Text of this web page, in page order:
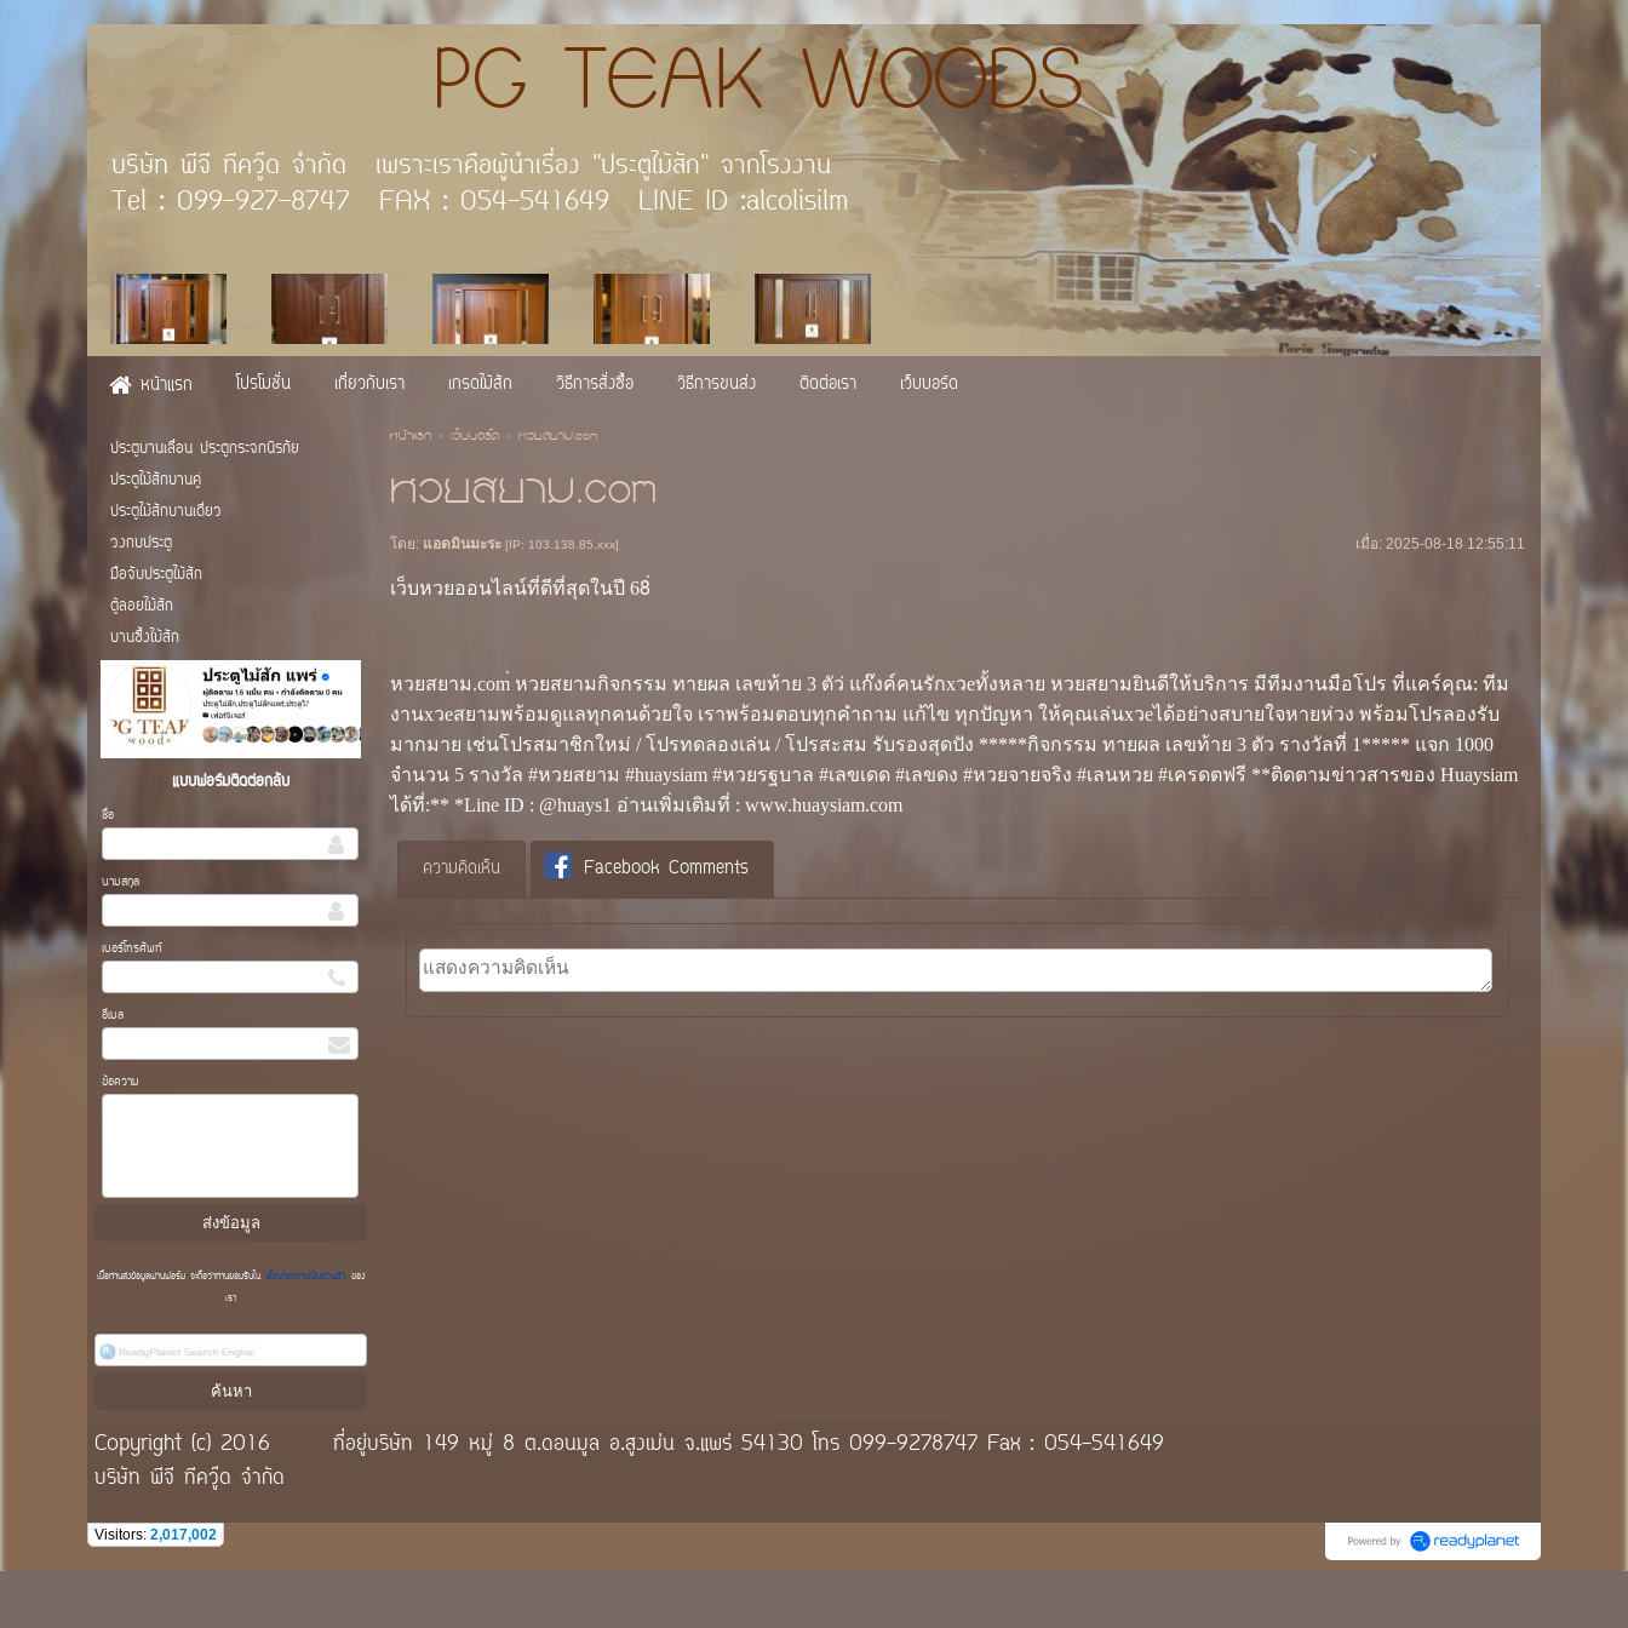
PG TEAK WOODS
บริษัท พีจี ทีควู๊ด จำกัด เพราะเราคือผู้นำเรื่อง "ประตูไม้สัก" จากโรงงาน
Tel : 099-927-8747 FAX : 054-541649 LINE ID :alcolisilm
หน้าแรก โปรโมชั่น เกี่ยวกับเรา เกรดไม้สัก วิธีการสั่งซื้อ วิธีการขนส่ง ติดต่อเรา เว็บบอร์ด
ประตูบานเลื่อน ประตูกระจกนิรภัย
ประตูไม้สักบานคู่
ประตูไม้สักบานเดี่ยว
วงกบประตู
มือจับประตูไม้สัก
ตู้ลอยไม้สัก
บานซื้งไม้สัก
แบบฟอร์มติดต่อกลับ
ชื่อ
นามสกุล
เบอร์โทรศัพท์
อีเมล
ข้อความ
เมื่อท่านส่งข้อมูลผ่านฟอร์ม จะถือว่าท่านยอมรับในนโยบายความเป็นส่วนตัวของ
เรา
หน้าแรก> เว็บบอร์ด> หวยสยาม.com
หวยสยาม.com
โดย: แอดมินมะระ [IP: 103.138.85.xxx] เมื่อ: 2025-08-18 12:55:11
เว็บหวยออนไลน์ที่ดีที่สุดในปี 68่
หวยสยาม.com่ หวยสยามกิจกรรม ทายผล เลขท้าย 3 ตัว่ แก๊งค์คนรักxวeทั้งหลาย หวยสยามยินดีให้บริการ มีทีมงานมือโปร ที่แคร์คุณ: ทีม
งานxวeสยามพร้อมดูแลทุกคนด้วยใจ เราพร้อมตอบทุกคำถาม แก้ไข ทุกปัญหา ให้คุณเล่นxวeได้อย่างสบายใจหายห่วง พร้อมโปรลองรับ
มากมาย เช่นโปรสมาชิกใหม่ / โปรทดลองเล่น / โปรสะสม รับรองสุดปัง *****กิจกรรม ทายผล เลขท้าย 3 ตัว รางวัลที่ 1***** แจก 1000
จำนวน 5 รางวัล #หวยสยาม #huaysiam #หวยรฐบาล #เลขเดด #เลขดง #หวยจายจริง #เลนหวย #เครดตฟรี **ติดตามข่าวสารของ Huaysiam
ได้ที่:** *Line ID : @huays1 อ่านเพิ่มเติมที่ : www.huaysiam.com
ความคิดเห็น Facebook Comments
Copyright (c) 2016
ที่อยู่บริษัท 149 หมู่ 8 ต.ดอนมูล อ.สูงเม่น จ.แพร่ 54130 โทร 099-9278747 Fax : 054-541649
บริษัท พีจี ทีควู๊ด จำกัด
Visitors: 2,017,002